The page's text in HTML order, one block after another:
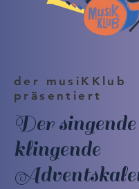
der musiKKlub
präsentiert
Der singende
klingende